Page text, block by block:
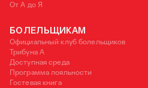
От А до Я
БОЛЕЛЬЩИКАМ
Официальный клуб болельщиков
Трибуна А
Доступная среда
Программа лояльности
Гостевая книга